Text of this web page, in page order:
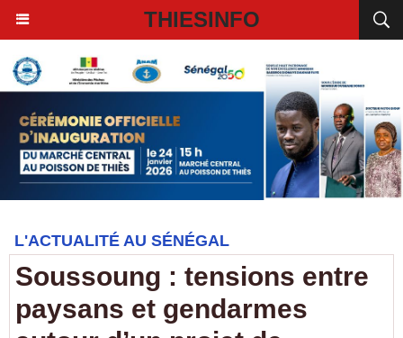
THIESINFO
L'ACTUALITÉ AU SÉNÉGAL
Soussoung : tensions entre
paysans et gendarmes